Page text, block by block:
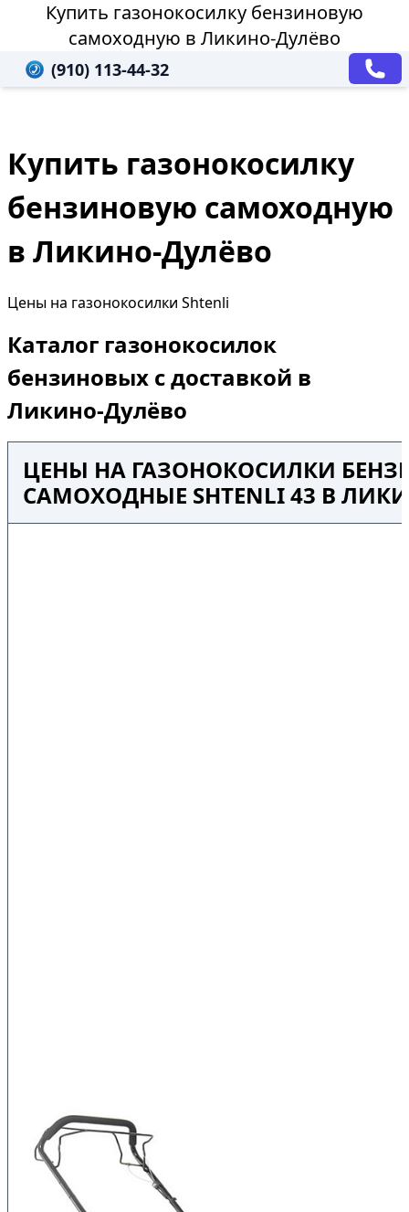
Купить газонокосилку бензиновую
самоходную в Ликино-Дулёво
(910) 113-44-32
Купить газонокосилку
бензиновую самоходную
в Ликино-Дулёво
Цены на газонокосилки Shtenli
Каталог газонокосилок
бензиновых с доставкой в
Ликино-Дулёво
ЦЕНЫ НА ГАЗОНОКОСИЛКИ
САМОХОДНЫЕ SHTENLI 43 В